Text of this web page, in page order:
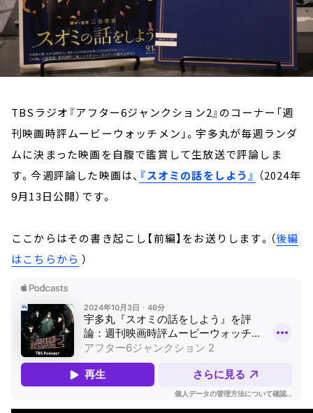
TBSラジオ『アフター6ジャンクション2』のコーナー「週
刊映画時評ムービーウォッチメン」。宇多丸が毎週ランダ
ムに決まった映画を自腹で鑑賞して生放送で評論しま
す。今週評論した映画は、 『スオミの話をしよう』 （2024年
9月13日公開）です。
ここからはその書き起こし【前編】をお送りします。（後編
はこちらから ）